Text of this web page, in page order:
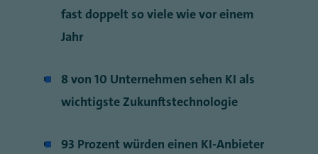
fast doppelt so viele wie vor einem
Jahr
8 von 10 Unternehmen sehen KI als
wichtigste Zukunftstechnologie
93 Prozent würden einen KI-Anbieter